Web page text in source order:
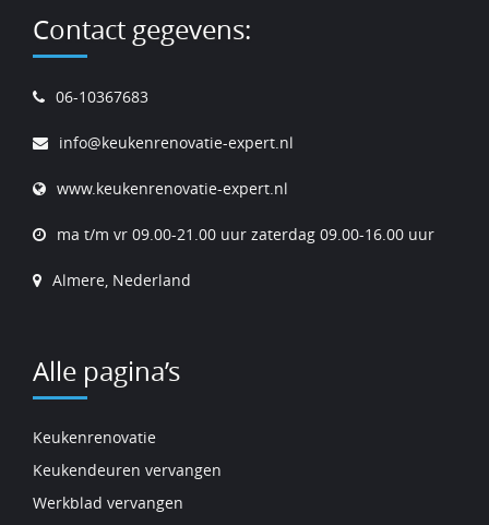
Contact gegevens:
06-10367683
info@keukenrenovatie-expert.nl
www.keukenrenovatie-expert.nl
ma t/m vr 09.00-21.00 uur zaterdag 09.00-16.00 uur
Almere, Nederland
Alle pagina’s
Keukenrenovatie
Keukendeuren vervangen
Werkblad vervangen